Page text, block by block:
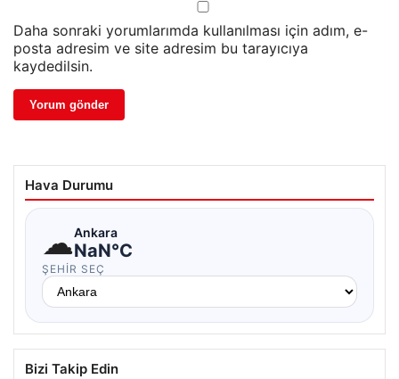
Daha sonraki yorumlarımda kullanılması için adım, e-
posta adresim ve site adresim bu tarayıcıya
kaydedilsin.
Hava Durumu
☁Ankara
NaN°C
ŞEHIR SEÇ
Bizi Takip Edin